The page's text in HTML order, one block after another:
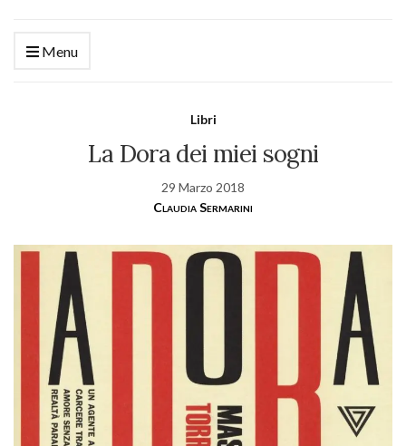
Menu
Libri
La Dora dei miei sogni
29 Marzo 2018
Claudia Sermarini